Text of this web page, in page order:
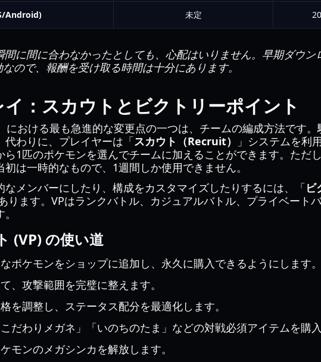
Android) 未定
間に間に合わなかったとしても、心配はいりません。早期ダウン
ので、報酬を受け取る時間は十分にあります。
：スカウトとビクトリーポイント
における最も急進的な変更点の一つは、チームの編成方法です。
わりに、プレイヤーは「スカウト（Recruit）
」システムを利
ら1匹のポケモンを選んでチームに加えることができます。ただ
は一時的なもので、1週間しか使用できません。
メンバーにしたり、構成をカスタマイズしたりするには、「ビ
ります。VPはランクバトル、カジュアルバトル、プライベート
(VP) の使い道
ポケモンをショップに追加し、永久に購入できるようにします。
、攻撃範囲を完璧に整えます。
を調整し、ステータス配分を最適化します。
だわりメガネ」「いのちのたま」などの対戦必須アイテムを購入
モンのメガシンカを解放します。